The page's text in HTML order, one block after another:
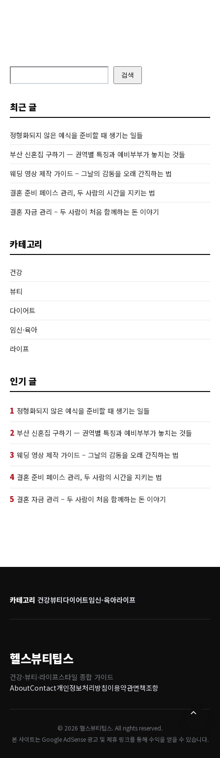
검색
최근 글
정형화되지 않은 예식을 준비할 때 생기는 일들
부산 신혼집 구하기 — 권역별 특징과 예비부부가 놓치는 것들
웨딩 영상 제작 가이드 – 그날의 감동을 오래 간직하는 법
결혼 준비 페이스 관리, 두 사람의 시간을 지키는 법
결혼 자금 관리 – 두 사람이 처음 함께하는 돈 이야기
카테고리
건강
뷰티
다이어트
임신·육아
라이프
인기 글
1 정형화되지 않은 예식을 준비할 때 생기는 일들
2 부산 신혼집 구하기 — 권역별 특징과 예비부부가 놓치는 것들
3 웨딩 영상 제작 가이드 – 그날의 감동을 오래 간직하는 법
4 결혼 준비 페이스 관리, 두 사람의 시간을 지키는 법
5 결혼 자금 관리 – 두 사람이 처음 함께하는 돈 이야기
카테고리 건강뷰티다이어트임신·육아라이프
헬스뷰티팁스
건강·뷰티·라이프스타일 종합 가이드
AboutContact개인정보처리방침이용약관면책조항
© 2026 헬스뷰티팁스. All rights reserved.
본 사이트는 Google AdSense 광고 및 제휴 링크를 통해 수익을 얻을 수 있습니다.